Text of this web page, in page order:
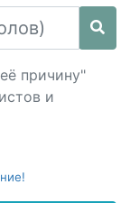
причину"
и